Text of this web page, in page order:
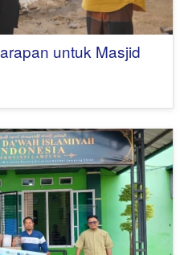
untuk Masjid